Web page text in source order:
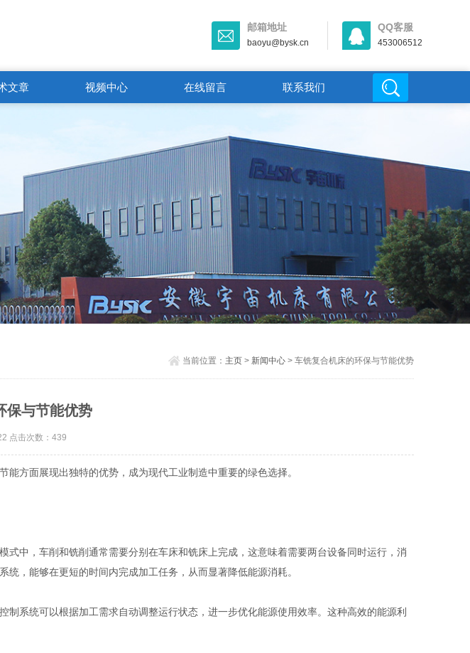
邮箱地址
baoyu@bysk.cn
QQ客服
453006512
文章 视频中心 在线留言 联系我们
当前位置： 主页> 新闻中心> 车铣复合机床的环保与节能优势
保与节能优势
点击次数：439
方面展现出独特的优势，成为现代工业制造中重要的绿色选择。
中，车削和铣削通常需要分别在车床和铣床上完成，这意味着需要两台设备同时运行，消
，能够在更短的时间内完成加工任务，从而显著降低能源消耗。
统可以根据加工需求自动调整运行状态，进一步优化能源使用效率。这种高效的能源利